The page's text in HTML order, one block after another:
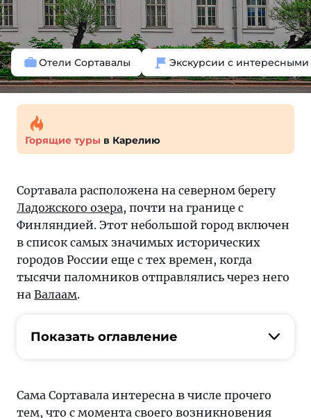
Отели Сортавалы Экскурсии с
Горящие туры в Карелию
Сортавала расположена на северном берегу
Ладожского озера, почти на границе с
Финляндией. Этот небольшой город включен
в список самых значимых исторических
городов России еще с тех времен, когда
тысячи паломников отправлялись через него
на Валаам.
Показать оглавление
Сама Сортавала интересна в числе прочего
тем, что с момента своего возникновения